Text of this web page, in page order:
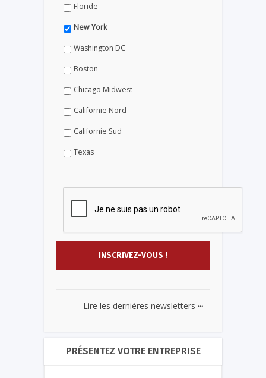
Floride
New York
Washington DC
Boston
Chicago Midwest
Californie Nord
Californie Sud
Texas
Lire les dernières newsletters ...
PRÉSENTEZ VOTRE ENTREPRISE